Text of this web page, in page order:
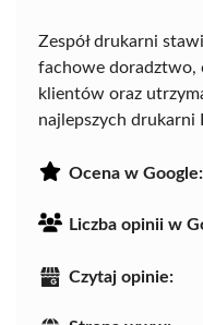
Zespół drukarni
fachowe doradztwo,
klientów oraz
najlepszych drukarni
Ocena w Google:
Liczba opinii w
Czytaj opinie: